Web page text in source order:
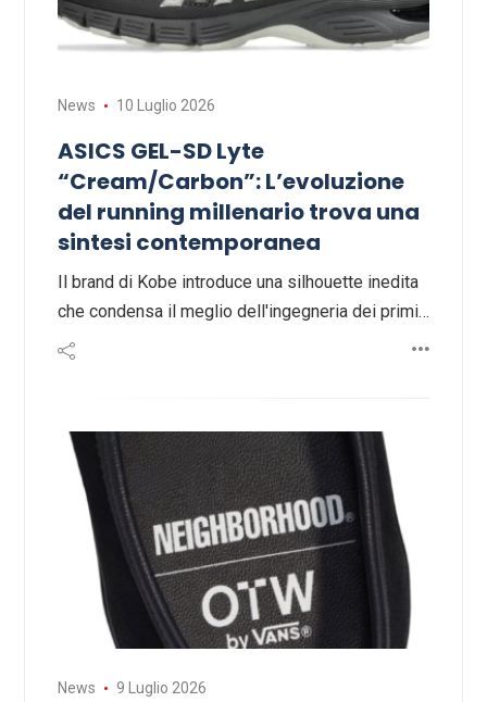
News 10 Luglio 2026
ASICS GEL-SD Lyte
“Cream/Carbon”: L’evoluzione
del running millenario trova una
sintesi contemporanea
Il brand di Kobe introduce una silhouette inedita
che condensa il meglio dell'ingegneria dei primi…
News 9 Luglio 2026